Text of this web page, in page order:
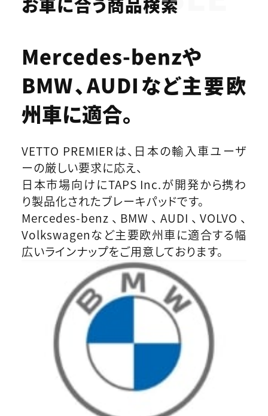
Mercedes-benzや
BMW、AUDIなど主要欧
州車に適合。
VETTO PREMIERは、日本の輸入車ユーザ
ーの厳しい要求に応え、
日本市場向けにTAPS Inc.が開発から携わ
り製品化されたブレーキパッドです。
Mercedes-benz、BMW、AUDI、VOLVO、
Volkswagenなど主要欧州車に適合する幅
広いラインナップをご用意しております。